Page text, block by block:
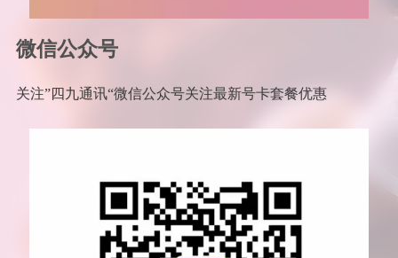
微信公众号
关注”四九通讯“微信公众号关注最新号卡套餐优惠